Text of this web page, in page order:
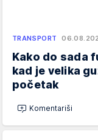
TRANSPORT
Kako do sada
kad je velika
početak
Komentariši